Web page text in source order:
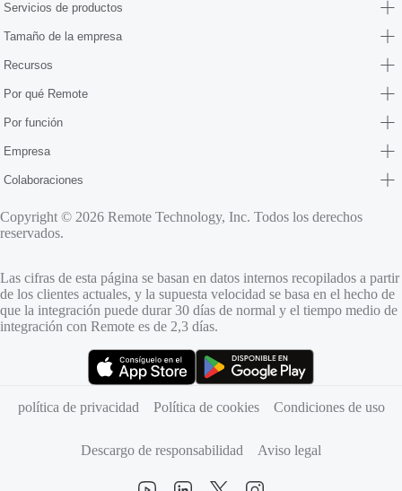
Servicios de productos
Tamaño de la empresa
Recursos
Por qué Remote
Por función
Empresa
Colaboraciones
Copyright © 2026 Remote Technology, Inc. Todos los derechos
reservados.
Las cifras de esta página se basan en datos internos recopilados a partir
de los clientes actuales, y la supuesta velocidad se basa en el hecho de
que la integración puede durar 30 días de normal y el tiempo medio de
integración con Remote es de 2,3 días.
política de privacidad
Política de cookies Condiciones de uso
Descargo de responsabilidad Aviso legal